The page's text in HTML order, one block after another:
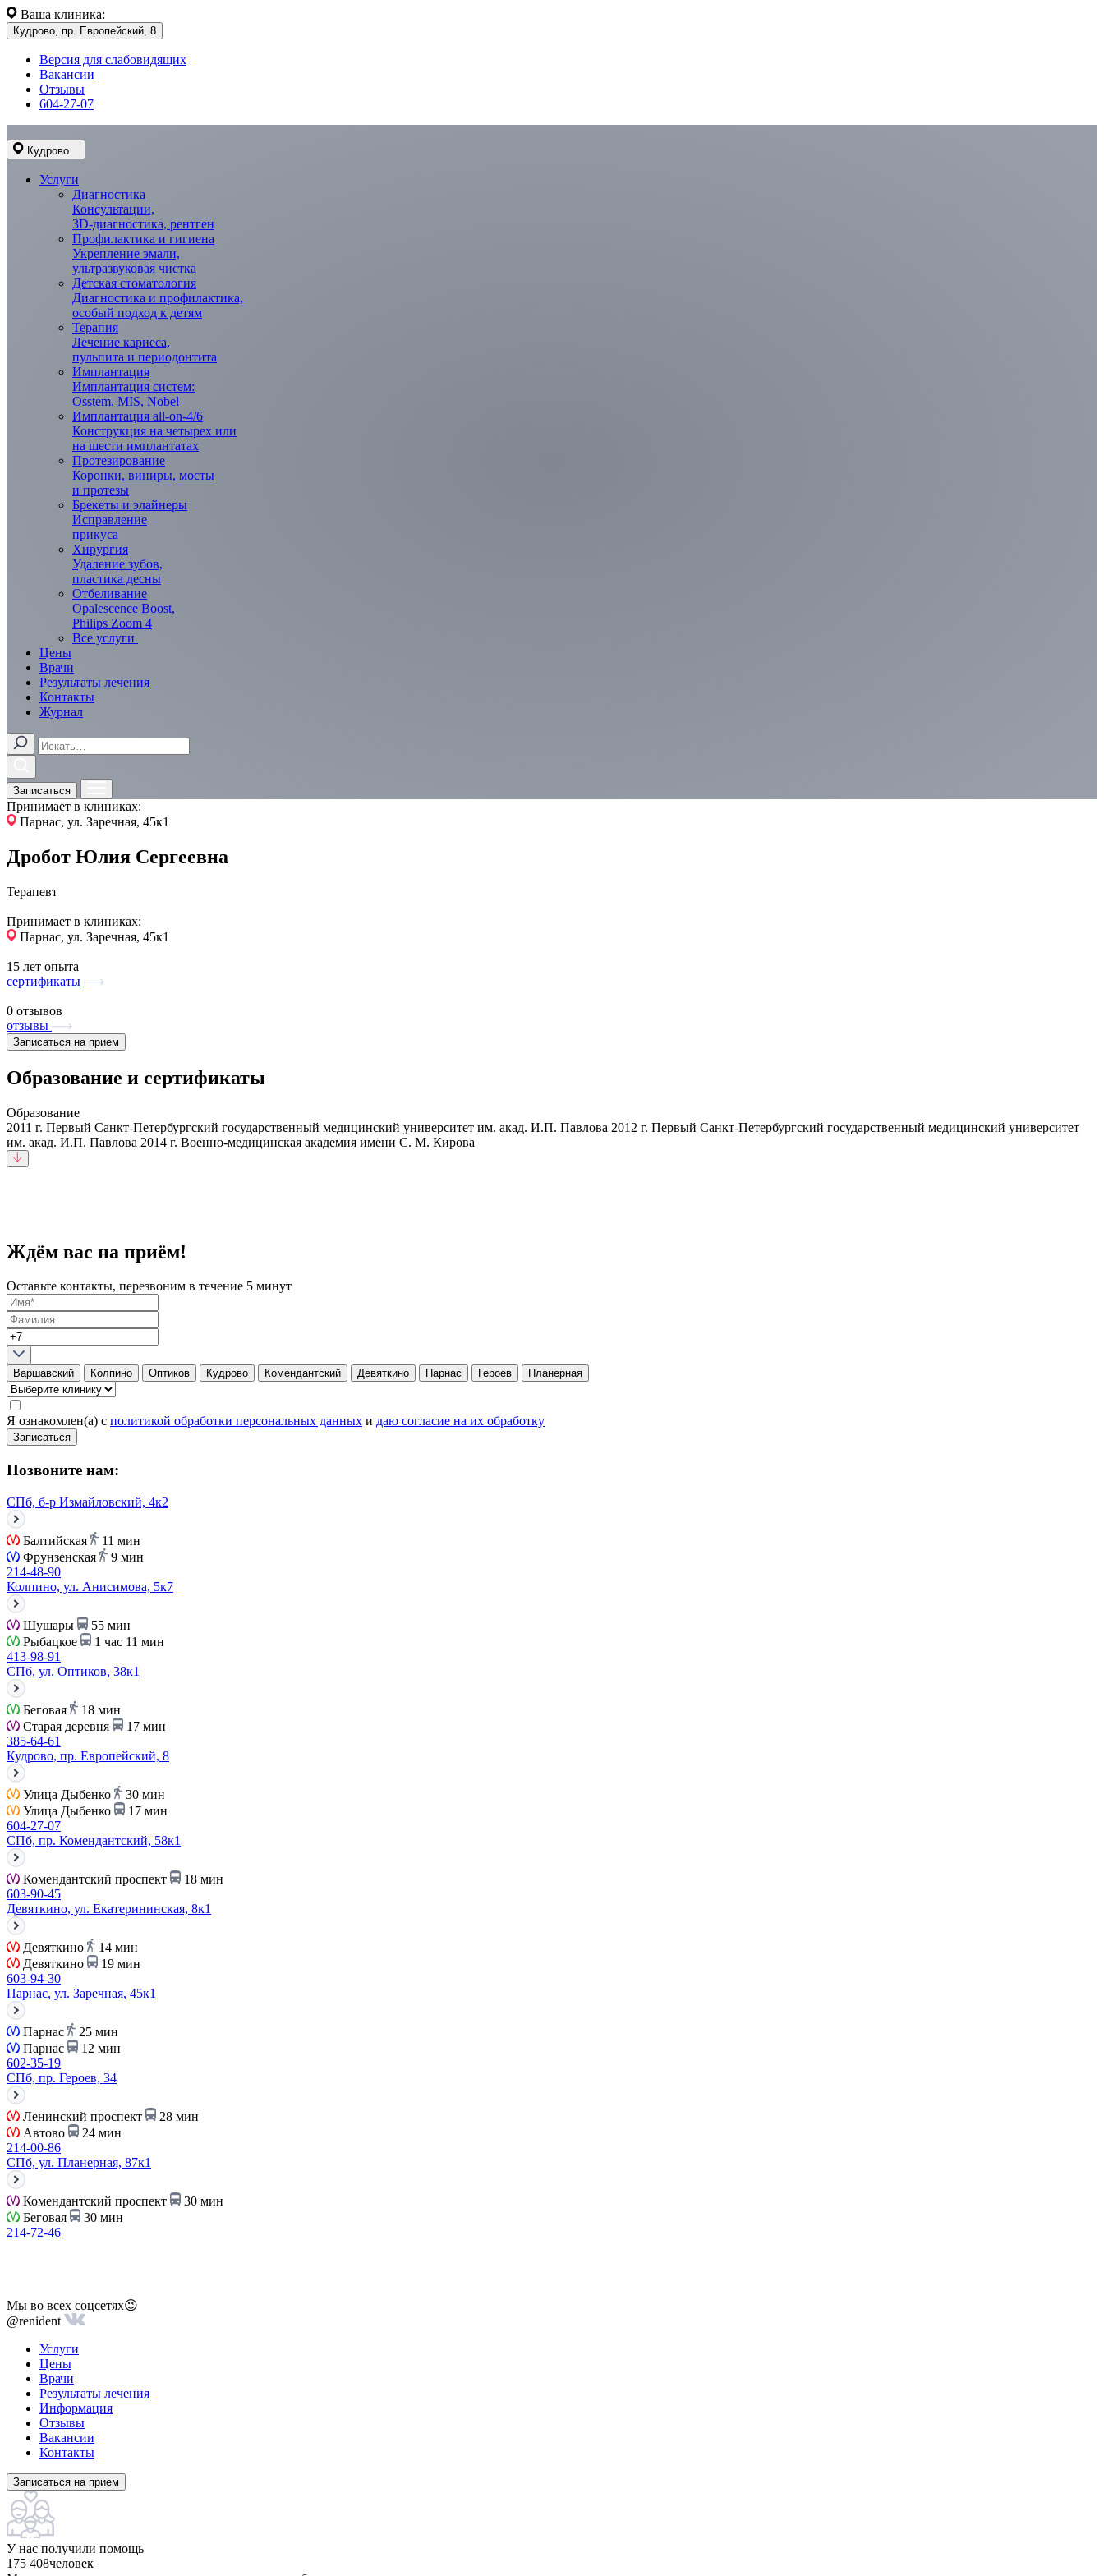
Ваша клиника:
Кудрово, пр. Европейский, 8
Версия для слабовидящих
Вакансии
Отзывы
604-27-07
Кудрово
Услуги
Диагностика
Консультации,
3D-диагностика, рентген
Профилактика и гигиена
Укрепление эмали,
ультразвуковая чистка
Детская стоматология
Диагностика и профилактика,
особый подход к детям
Терапия
Лечение кариеса,
пульпита и периодонтита
Имплантация
Имплантация систем:
Osstem, MIS, Nobel
Имплантация all-on-4/6
Конструкция на четырех или
на шести имплантатах
Протезирование
Коронки, виниры, мосты
и протезы
Брекеты и элaйнеры
Исправление
прикуса
Хирургия
Удаление зубов,
пластика десны
Отбеливание
Opalescence Boost,
Philips Zoom 4
Все услуги
Цены
Врачи
Результаты лечения
Контакты
Журнал
Записаться
Принимает в клиниках:
Парнас, ул. Заречная, 45к1
Дробот Юлия Сергеевна
Терапевт
Принимает в клиниках:
Парнас, ул. Заречная, 45к1
15 лет опыта
сертификаты
0 отзывов
отзывы
Записаться на прием
Образование и сертификаты
Образование
2011 г. Первый Санкт-Петербургский государственный медицинский университет им. акад. И.П. Павлова 2012 г. Первый Санкт-Петербургский государственный медицинский университет
им. акад. И.П. Павлова 2014 г. Военно-медицинская академия имени С. М. Кирова
Ждём вас на приём!
Оставьте контакты, перезвоним в течение 5 минут
Варшавский Колпино Оптиков Кудрово Комендантский Девяткино Парнас Героев Планерная
Я ознакомлен(а) с политикой обработки персональных данных и даю согласие на их обработку
Записаться
Позвоните нам:
СПб, б-р Измайловский, 4к2
Балтийская
11 мин
Фрунзенская
9 мин
214-48-90
Колпино, ул. Анисимова, 5к7
Шушары
55 мин
Рыбацкое
1 час 11 мин
413-98-91
СПб, ул. Оптиков, 38к1
Беговая
18 мин
Старая деревня
17 мин
385-64-61
Кудрово, пр. Европейский, 8
Улица Дыбенко
30 мин
Улица Дыбенко
17 мин
604-27-07
СПб, пр. Комендантский, 58к1
Комендантский проспект
18 мин
603-90-45
Девяткино, ул. Екатерининская, 8к1
Девяткино
14 мин
Девяткино
19 мин
603-94-30
Парнас, ул. Заречная, 45к1
Парнас
25 мин
Парнас
12 мин
602-35-19
СПб, пр. Героев, 34
Ленинский проспект
28 мин
Автово
24 мин
214-00-86
СПб, ул. Планерная, 87к1
Комендантский проспект
30 мин
Беговая
30 мин
214-72-46
Мы во всех соцсетях😉
@renident
Услуги
Цены
Врачи
Результаты лечения
Информация
Отзывы
Вакансии
Контакты
Записаться на прием
У нас получили помощь
175 408человек